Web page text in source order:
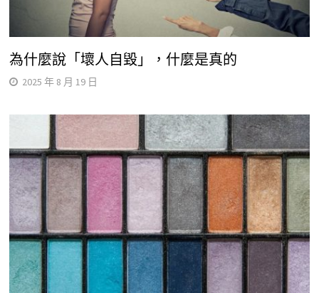
為什麼說「壞人自毀」，什麼是真的
2025 年 8 月 19 日